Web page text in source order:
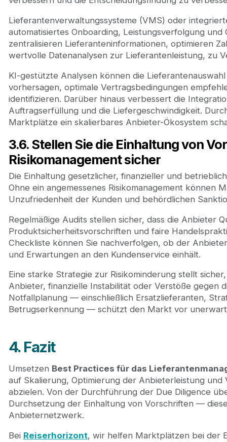
Lieferantenverwaltungssysteme (VMS) oder
automatisiertes Onboarding, Leistungsverfolgung
zentralisieren Lieferanteninformationen, optimieren
wertvolle Datenanalysen zur Lieferantenleistung, zu
KI-gestützte Analysen können die
vorhersagen, optimale Vertragsbedingungen
identifizieren. Darüber hinaus verbessert die
Auftragserfüllung und die Liefergeschwindigkeit.
Marktplätze ein skalierbares Anbieter-Ökosystem
3.6. Stellen Sie die Einhaltung von
Risikomanagement sicher
Die Einhaltung gesetzlicher, finanzieller und
Ohne ein angemessenes Risikomanagement können
Unzufriedenheit der Kunden und behördlichen
Regelmäßige Audits stellen sicher, dass die Anbieter
Produktsicherheitsvorschriften und faire
Checkliste können Sie nachverfolgen, ob der
und Erwartungen an den Kundenservice einhält.
Eine starke Strategie zur Risikominderung stellt
Anbieter, finanzielle Instabilität oder Verstöße gegen
Notfallplanung — einschließlich Ersatzlieferanten,
Betrugserkennung — schützt den Markt vor
4. Fazit
Umsetzen Best Practices für das
auf Skalierung, Optimierung der Anbieterleistung
abzielen. Von der Durchführung der Due Diligence
Durchsetzung der Einhaltung von Vorschriften —
Anbieternetzwerk.
Bei Reiserhorizont, wir helfen Marktplätzen bei der